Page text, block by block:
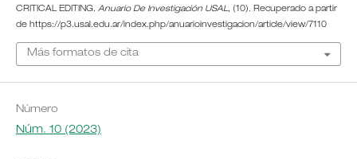
CRITICAL EDITING. Anuario De Investigación USAL, (10). Recuperado a partir
de https://p3.usal.edu.ar/index.php/anuarioinvestigacion/article/view/7110
Más formatos de cita
Número
Núm. 10 (2023)